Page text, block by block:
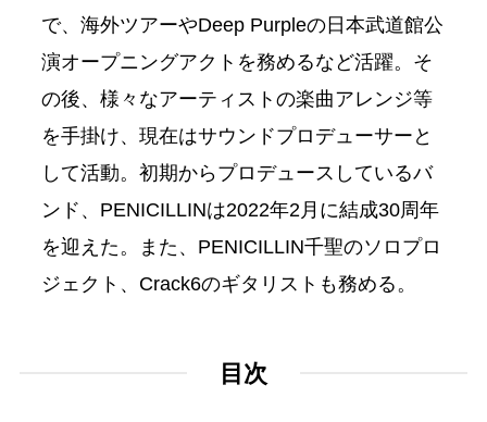
で、海外ツアーやDeep Purpleの日本武道館公
演オープニングアクトを務めるなど活躍。そ
の後、様々なアーティストの楽曲アレンジ等
を手掛け、現在はサウンドプロデューサーと
して活動。初期からプロデュースしているバ
ンド、PENICILLINは2022年2月に結成30周年
を迎えた。また、PENICILLIN千聖のソロプロ
ジェクト、Crack6のギタリストも務める。
目次